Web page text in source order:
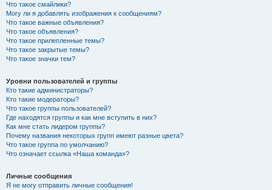
Что такое смайлики?
Могу ли я добавлять изображения к сообщениям?
Что такое важные объявления?
Что такое объявления?
Что такое прилепленные темы?
Что такое закрытые темы?
Что такое значки тем?
Уровни пользователей и группы
Кто такие администраторы?
Кто такие модераторы?
Что такое группы пользователей?
Где находятся группы и как мне вступить в них?
Как мне стать лидером группы?
Почему названия некоторых групп имеют разные цвета?
Что такое группа по умолчанию?
Что означает ссылка «Наша команда»?
Личные сообщения
Я не могу отправить личные сообщения!